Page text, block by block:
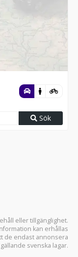
Sök
eller tillgänglighet.
kan erhållas
de endast annonsera
svenska lagar.